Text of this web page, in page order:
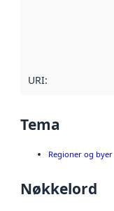
URI:
Tema
Regioner og byer
Nøkkelord